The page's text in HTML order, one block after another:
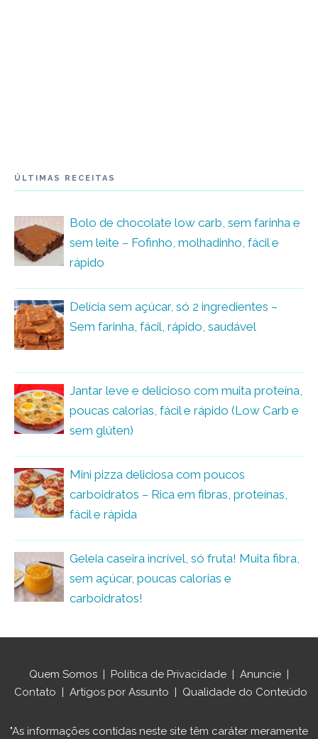
ÚLTIMAS RECEITAS
Bolo de chocolate low carb, sem farinha e
sem leite – Fofinho, molhadinho, fácil e
rápido
Delícia sem açúcar, só 2 ingredientes –
Sem farinha, fácil, rápido, saudável
Jantar leve e delicioso com muita proteína,
poucas calorias, fácil e rápido (Low Carb e
sem glúten)
Mini pizza deliciosa com poucos
carboidratos – Rica em fibras, proteínas,
fácil e rápida
Geleia caseira incrível, só fruta! Muita fibra,
sem açúcar, poucas calorias e
carboidratos!
Quem Somos | Política de Privacidade | Anuncie |
Contato | Artigos por Assunto | Qualidade do Conteúdo
"As informações contidas neste site têm caráter meramente